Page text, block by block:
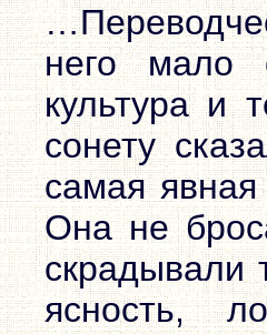
него мало
культура и
сонету
самая явная
Она не
скрадывали
ясность,